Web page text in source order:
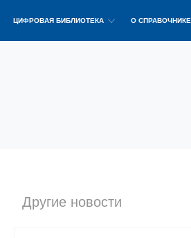
ЦИФРОВАЯ БИБЛИОТЕКА О СПРАВОЧНИКЕ
Другие новости